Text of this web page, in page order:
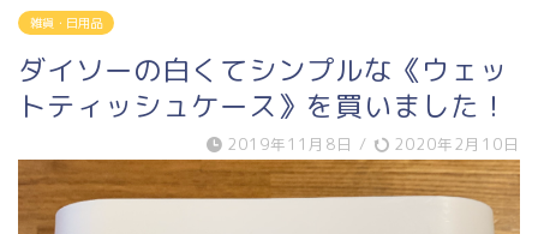
雑貨・日用品
ダイソーの白くてシンプルな《ウェッ
トティッシュケース》を買いました！
2019年11月8日 / 2020年2月10日